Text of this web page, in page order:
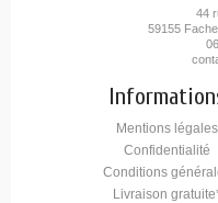
44
59155
Mentions légales
Confidentialité
Conditions
Livraison